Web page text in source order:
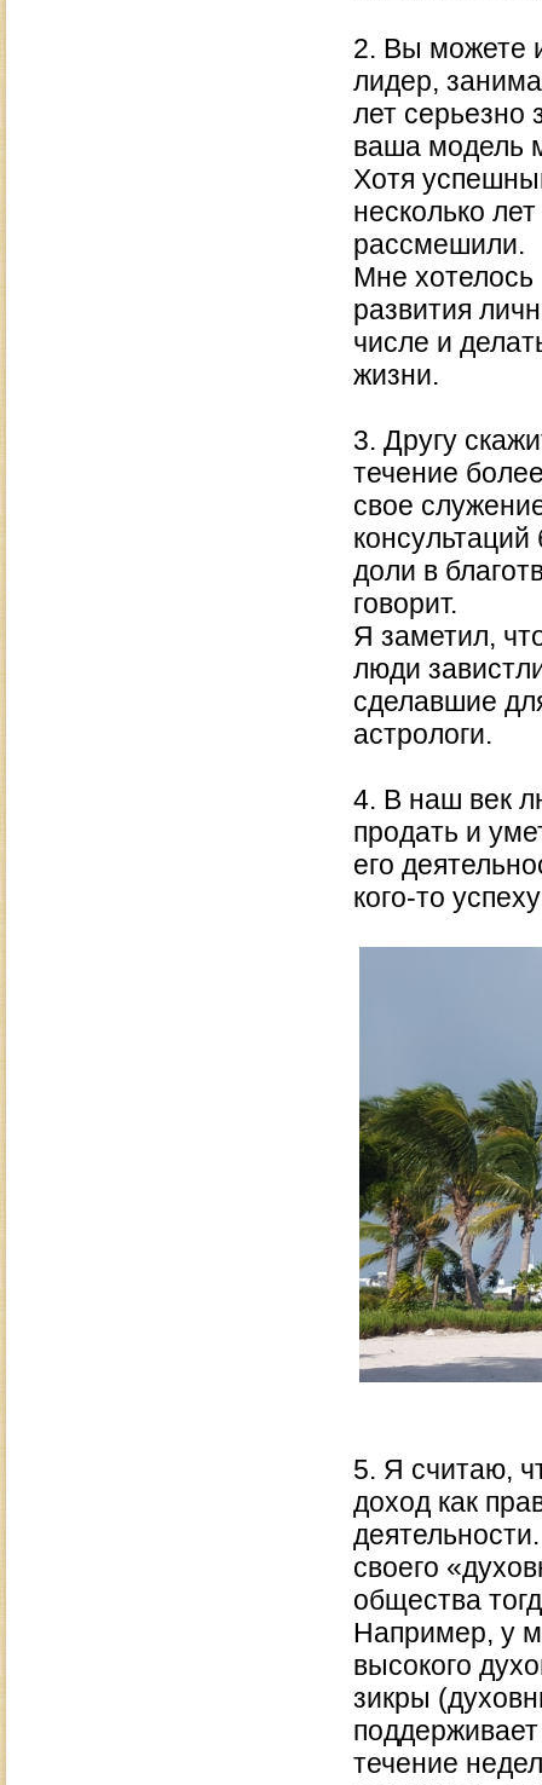
2. Вы можете
лидер,
лет
ваша модель
Хотя
несколько
рассмешили.
Мне
развития
числе и
жизни.
3. Другу
течение
свое
доли в
говорит.
Я заметил,
люди
сделавшие
астрологи.
4. В наш век
продать и
его
кого-то
5. Я считаю,
доход как
своего
общества
Например, у
высокого
зикры
течение